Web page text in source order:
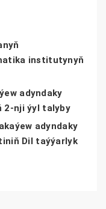
institutynyň
adyndaky
2-nji ýyl talyby
adyndaky
Dil taýýarlyk